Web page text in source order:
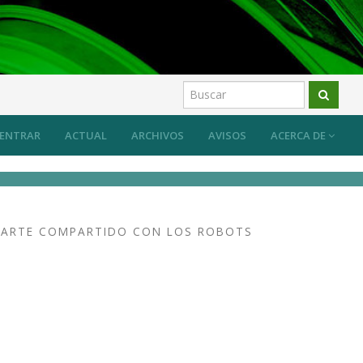
ACTUAL ARCHIVOS AVISOS ACERCA DE
ENTRAR
COMPARTIDO CON LOS ROBOTS